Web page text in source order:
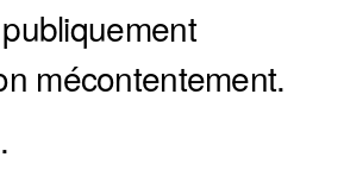
mécontentement.